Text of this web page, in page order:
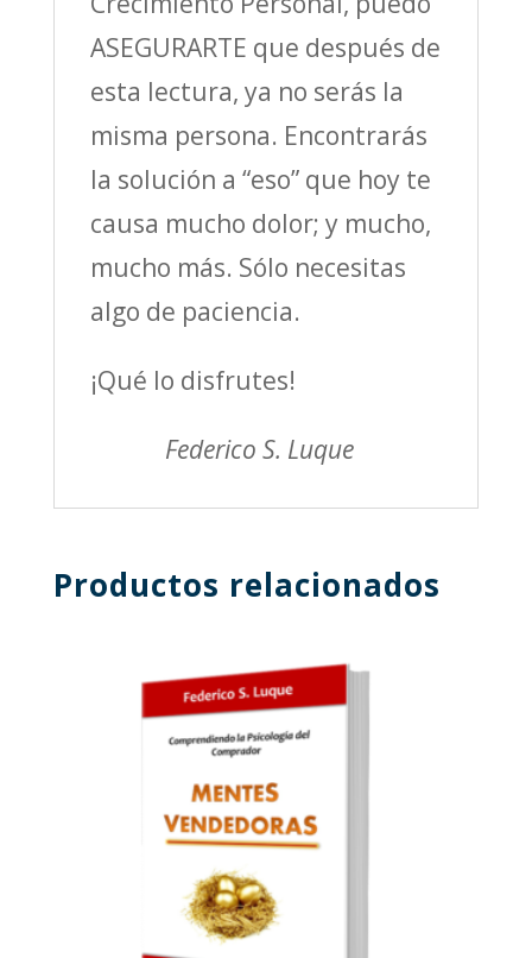
ASEGURARTE que después de
esta lectura, ya no serás la
misma persona. Encontrarás
la solución a “eso” que hoy te
causa mucho dolor; y mucho,
mucho más. Sólo necesitas
algo de paciencia.
¡Qué lo disfrutes!
Federico S. Luque
Productos relacionados